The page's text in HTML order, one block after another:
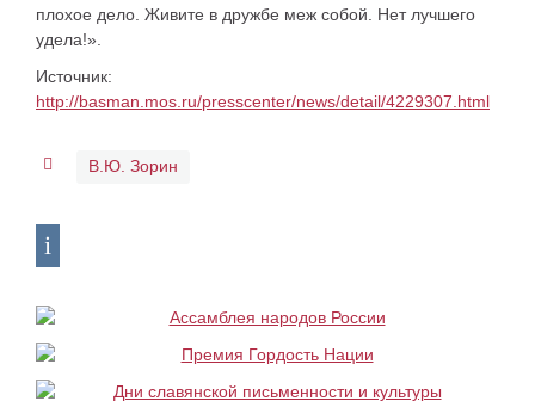
плохое дело. Живите в дружбе меж собой. Нет лучшего
удела!».
Источник:
http://basman.mos.ru/presscenter/news/detail/4229307.html
В.Ю. Зорин